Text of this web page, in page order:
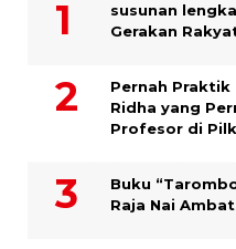
susunan
Gerakan
Pernah Praktik
Ridha yang
Profesor di
Buku
Raja Nai